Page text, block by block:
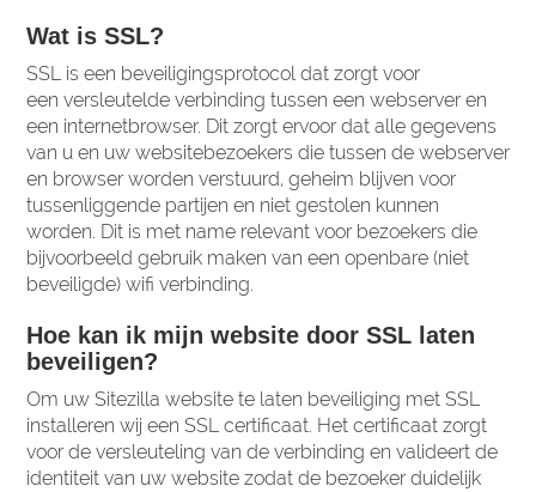
Wat is SSL?
SSL is een beveiligingsprotocol dat zorgt voor
een versleutelde verbinding tussen een webserver en
een internetbrowser. Dit zorgt ervoor dat alle gegevens
van u en uw websitebezoekers die tussen de webserver
en browser worden verstuurd, geheim blijven voor
tussenliggende partijen en niet gestolen kunnen
worden. Dit is met name relevant voor bezoekers die
bijvoorbeeld gebruik maken van een openbare (niet
beveiligde) wifi verbinding.
Hoe kan ik mijn website door SSL laten
beveiligen?
Om uw Sitezilla website te laten beveiliging met SSL
installeren wij een SSL certificaat. Het certificaat zorgt
voor de versleuteling van de verbinding en valideert de
identiteit van uw website zodat de bezoeker duidelijk